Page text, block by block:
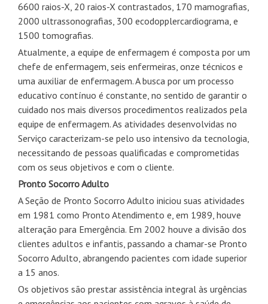
6600 raios-X, 20 raios-X contrastados, 170 mamografias,
2000 ultrassonografias, 300 ecodopplercardiograma, e
1500 tomografias.
Atualmente, a equipe de enfermagem é composta por um
chefe de enfermagem, seis enfermeiras, onze técnicos e
uma auxiliar de enfermagem. A busca por um processo
educativo contínuo é constante, no sentido de garantir o
cuidado nos mais diversos procedimentos realizados pela
equipe de enfermagem. As atividades desenvolvidas no
Serviço caracterizam-se pelo uso intensivo da tecnologia,
necessitando de pessoas qualificadas e comprometidas
com os seus objetivos e com o cliente.
Pronto Socorro Adulto
A Seção de Pronto Socorro Adulto iniciou suas atividades
em 1981 como Pronto Atendimento e, em 1989, houve
alteração para Emergência. Em 2002 houve a divisão dos
clientes adultos e infantis, passando a chamar-se Pronto
Socorro Adulto, abrangendo pacientes com idade superior
a 15 anos.
Os objetivos são prestar assistência integral às urgências